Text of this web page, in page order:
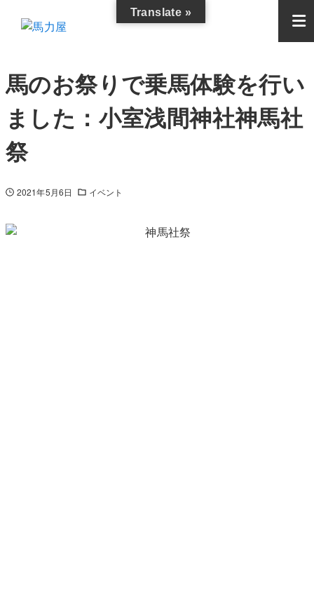
馬のお祭りで乗馬体験を行い
ました：小室浅間神社神馬社
祭
2021年5月6日 イベント
Translate »